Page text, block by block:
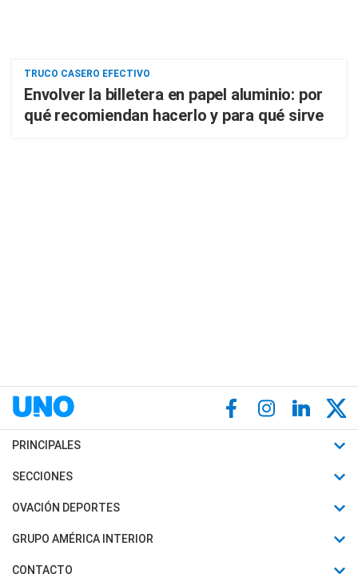
TRUCO CASERO EFECTIVO
Envolver la billetera en papel aluminio: por
qué recomiendan hacerlo y para qué sirve
PRINCIPALES
Últimas Noticias
Política
SECCIONES
Horóscopo
Motores
OVACIÓN DEPORTES
Fútbol
Mundial
GRUPO AMÉRICA INTERIOR
Canal 7 en Vivo
CONTACTO